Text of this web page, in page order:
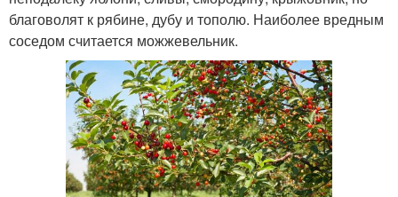
благоволят к рябине, дубу и тополю. Наиболее вредным
соседом считается можжевельник.